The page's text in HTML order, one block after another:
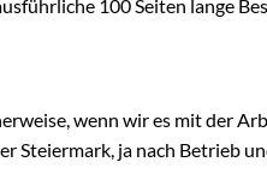
100 Seiten lange
wenn wir es mit der
Steiermark, ja nach Betrieb